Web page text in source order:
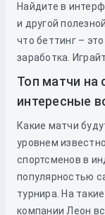
Найдите в
и другой
что беттинг –
заработка.
Топ матчи на
интересные
Какие матчи
уровнем
спортсменов в
популярностью
турнира. На
компании Леон